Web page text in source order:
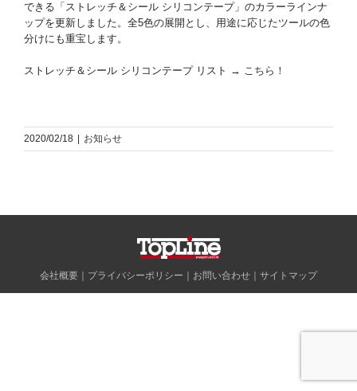
できる「ストレッチ＆シール シリコンテープ」のカラーラインナ
ップを更新しました。全5色の展開とし、用途に応じたツールの色
分けにも重宝します。
ストレッチ＆シール シリコンテープ リスト → こちら！
2020/02/18 お知らせ
会社概要 プライバシーポリシー お問い合わせ サイトマップ